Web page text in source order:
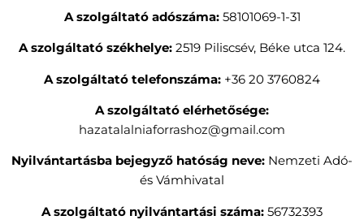
A szolgáltató adószáma:58101069-1-31
A szolgáltató székhelye: 2519 Piliscsév, Béke utca 124.
A szolgáltató telefonszáma: +36 20 3760824
A szolgáltató elérhetősége:
hazatalalniaforrashoz@gmail.com
Nyilvántartásba bejegyző hatóság neve: Nemzeti Adó-
és Vámhivatal
A szolgáltató nyilvántartási száma: 56732393